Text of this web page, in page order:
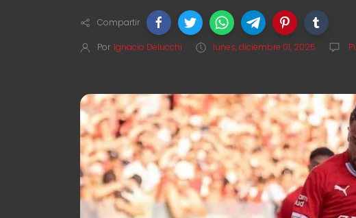
Compartir
Por Ignacio Delucchi lunes, diciembre 01, 2025